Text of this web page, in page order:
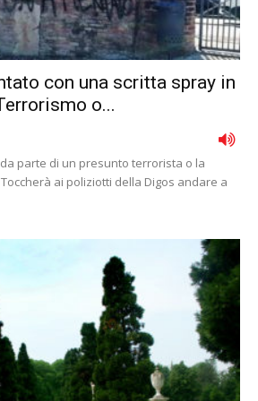
con una scritta spray in
o...
parte di un presunto terrorista o la
ai poliziotti della Digos andare a